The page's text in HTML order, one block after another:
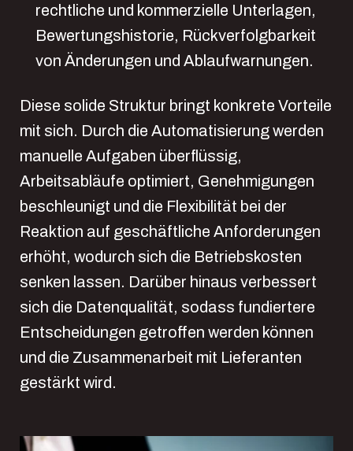
rechtliche und kommerzielle Unterlagen,
Bewertungshistorie, Rückverfolgbarkeit
von Änderungen und Ablaufwarnungen.
Diese solide Struktur bringt konkrete Vorteile
mit sich. Durch die Automatisierung werden
manuelle Aufgaben überflüssig,
Arbeitsabläufe optimiert, Genehmigungen
beschleunigt und die Flexibilität bei der
Reaktion auf geschäftliche Anforderungen
erhöht, wodurch sich die Betriebskosten
senken lassen. Darüber hinaus verbessert
sich die Datenqualität, sodass fundiertere
Entscheidungen getroffen werden können
und die Zusammenarbeit mit Lieferanten
gestärkt wird.